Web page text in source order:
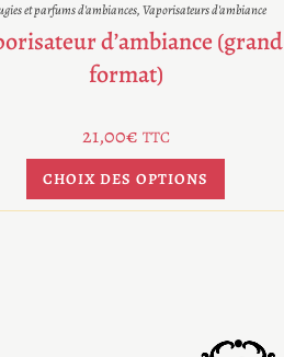
et parfums d'ambiances,Vaporisateurs d'ambiance
d’ambiance (grand
format)
21,00€ TTC
CHOIX DES OPTIONS